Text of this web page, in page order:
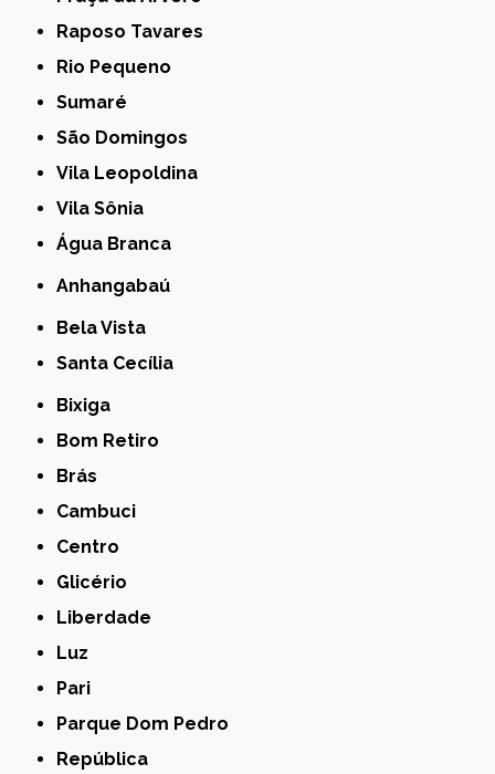
Raposo Tavares
Rio Pequeno
Sumaré
São Domingos
Vila Leopoldina
Vila Sônia
Água Branca
Anhangabaú
Bela Vista
Santa Cecília
Bixiga
Bom Retiro
Brás
Cambuci
Centro
Glicério
Liberdade
Luz
Pari
Parque Dom Pedro
República